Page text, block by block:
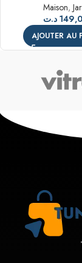
(1x10m)
Maison,
د.ت
AJOUTER AU